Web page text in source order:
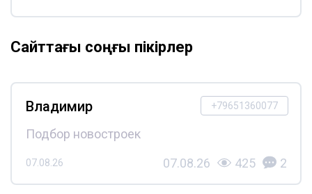
Сайттағы соңғы пікірлер
+79651360077
Владимир
Подбор новостроек
07.08.26 07.08.26 425 2